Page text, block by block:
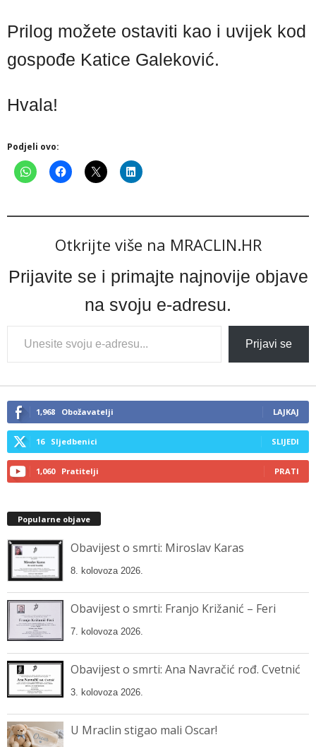
Prilog možete ostaviti kao i uvijek kod
gospođe Katice Galeković.
Hvala!
Podjeli ovo:
Otkrijte više na MRACLIN.HR
Prijavite se i primajte najnovije objave
na svoju e-adresu.
Type
your
email…
Prijavi se
1,968 Obožavatelji LAJKAJ
16 Sljedbenici SLIJEDI
1,060 Pratitelji PRATI
Popularne objave
Obavijest o smrti: Miroslav Karas
8. kolovoza 2026.
Obavijest o smrti: Franjo Križanić – Feri
7. kolovoza 2026.
Obavijest o smrti: Ana Navračić rođ. Cvetnić
3. kolovoza 2026.
U Mraclin stigao mali Oscar!